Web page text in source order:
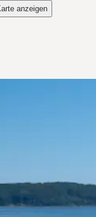
anzeigen
Strand on_map